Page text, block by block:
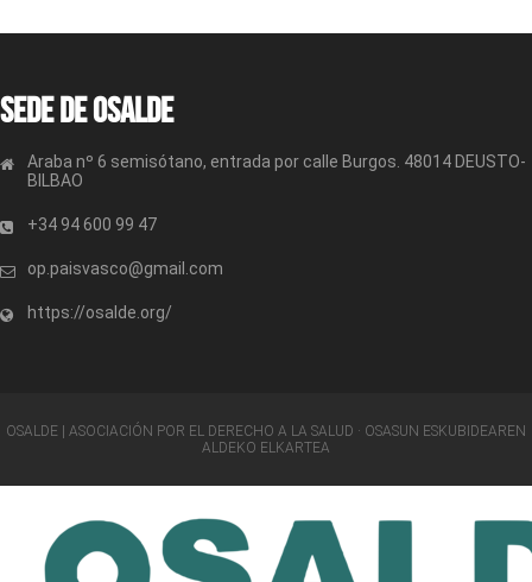
Sede de OSALDE
Araba nº 6 semisótano, entrada por calle Burgos. 48014 DEUSTO-
BILBAO
+34 94 600 99 47
op.paisvasco@gmail.com
https://osalde.org/
OSALDE | ASOCIACIÓN POR EL DERECHO A LA SALUD · OSASUN ESKUBIDEAREN
ALDEKO ELKARTEA